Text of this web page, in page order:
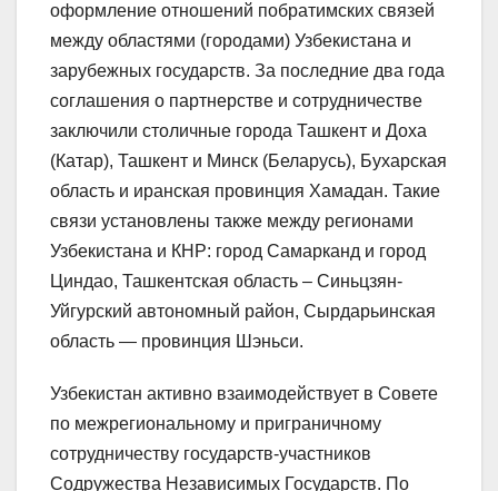
оформление отношений побратимских связей
между областями (городами) Узбекистана и
зарубежных государств. За последние два года
соглашения о партнерстве и сотрудничестве
заключили столичные города Ташкент и Доха
(Катар), Ташкент и Минск (Беларусь), Бухарская
область и иранская провинция Хамадан. Такие
связи установлены также между регионами
Узбекистана и КНР: город Самарканд и город
Циндао, Ташкентская область – Синьцзян-
Уйгурский автономный район, Сырдарьинская
область — провинция Шэньси.
Узбекистан активно взаимодействует в Совете
по межрегиональному и приграничному
сотрудничеству государств-участников
Содружества Независимых Государств. По